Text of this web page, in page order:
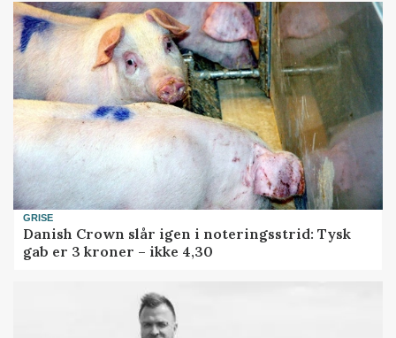
GRISE
Danish Crown slår igen i noteringsstrid: Tysk
gab er 3 kroner – ikke 4,30